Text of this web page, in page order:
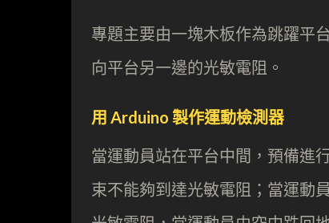
專題主要由一塊木板作為跳躍平
向平台另一邊的光敏電阻。
用 Arduino 製作運動檢測器
當運動員站在平台中間，預備進
束不能夠到達光敏電阻；當運動